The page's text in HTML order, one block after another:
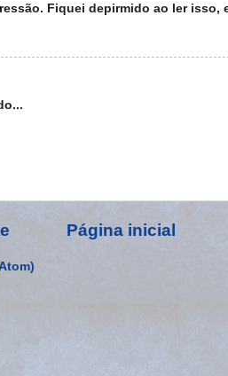
Fiquei depirmido ao ler isso,
Página inicial